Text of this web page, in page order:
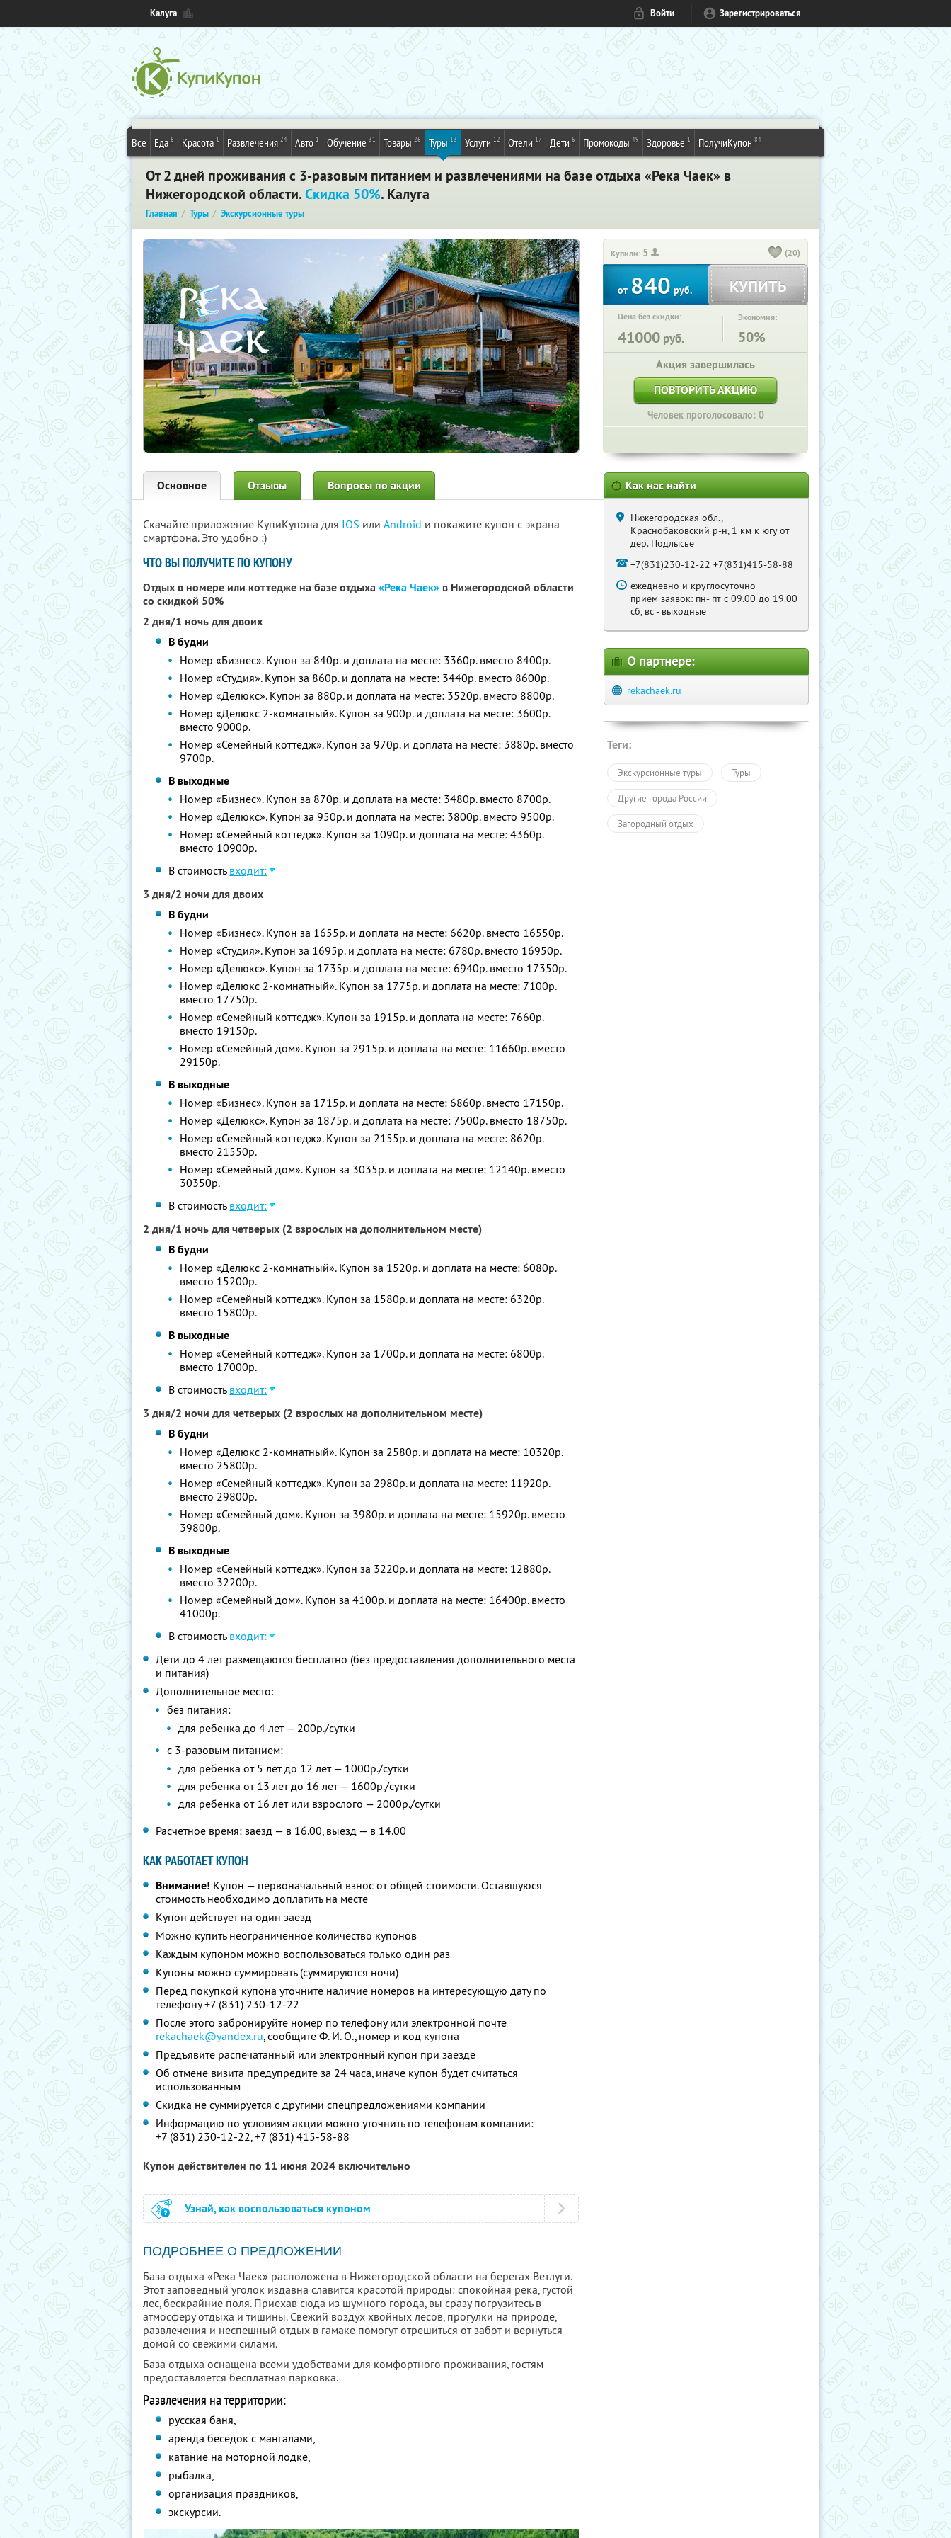
Калуга Войти Зарегистрироваться
Все Еда 6 Красота 1 Развлечения 24 Авто 1 Обучение 31 Товары 26 Туры 13 Услуги 12 Отели 17 Дети 6 Промокоды 49 Здоровье 1 ПолучиКупон 84
От 2 дней проживания с 3-разовым питанием и развлечениями на базе отдыха «Река Чаек» в
Нижегородской области.Скидка 50%. Калуга
Главная Туры Экскурсионные туры
Купили: 5 (20)
от840руб. КУПИТЬ
Цена без скидки:
41000 руб.
Экономия:
50%
Акция завершилась
ПОВТОРИТЬ АКЦИЮ
Человек проголосовало: 0
Основное Отзывы Вопросы по акции
Скачайте приложение КупиКупона для IOS или Android и покажите купон с экрана
смартфона. Это удобно :)
ЧТО ВЫ ПОЛУЧИТЕ ПО КУПОНУ
Отдых в номере или коттедже на базе отдыха«Река Чаек» в Нижегородской области
со скидкой 50%
2 дня/1 ночь для двоих
В будни
Номер «Бизнес». Купон за 840р. и доплата на месте: 3360р. вместо 8400р.
Номер «Студия». Купон за 860р. и доплата на месте: 3440р. вместо 8600р.
Номер «Делюкс». Купон за 880р. и доплата на месте: 3520р. вместо 8800р.
Номер «Делюкс 2-комнатный». Купон за 900р. и доплата на месте: 3600р.
вместо 9000р.
Номер «Семейный коттедж». Купон за 970р. и доплата на месте: 3880р. вместо
9700р.
В выходные
Номер «Бизнес». Купон за 870р. и доплата на месте: 3480р. вместо 8700р.
Номер «Делюкс». Купон за 950р. и доплата на месте: 3800р. вместо 9500р.
Номер «Семейный коттедж». Купон за 1090р. и доплата на месте: 4360р.
вместо 10900р.
В стоимость входит:
3 дня/2 ночи для двоих
В будни
Номер «Бизнес». Купон за 1655р. и доплата на месте: 6620р. вместо 16550р.
Номер «Студия». Купон за 1695р. и доплата на месте: 6780р. вместо 16950р.
Номер «Делюкс». Купон за 1735р. и доплата на месте: 6940р. вместо 17350р.
Номер «Делюкс 2-комнатный». Купон за 1775р. и доплата на месте: 7100р.
вместо 17750р.
Номер «Семейный коттедж». Купон за 1915р. и доплата на месте: 7660р.
вместо 19150р.
Номер «Семейный дом». Купон за 2915р. и доплата на месте: 11660р. вместо
29150р.
В выходные
Номер «Бизнес». Купон за 1715р. и доплата на месте: 6860р. вместо 17150р.
Номер «Делюкс». Купон за 1875р. и доплата на месте: 7500р. вместо 18750р.
Номер «Семейный коттедж». Купон за 2155р. и доплата на месте: 8620р.
вместо 21550р.
Номер «Семейный дом». Купон за 3035р. и доплата на месте: 12140р. вместо
30350р.
В стоимость входит:
2 дня/1 ночь для четверых (2 взрослых на дополнительном месте)
В будни
Номер «Делюкс 2-комнатный». Купон за 1520р. и доплата на месте: 6080р.
вместо 15200р.
Номер «Семейный коттедж». Купон за 1580р. и доплата на месте: 6320р.
вместо 15800р.
В выходные
Номер «Семейный коттедж». Купон за 1700р. и доплата на месте: 6800р.
вместо 17000р.
В стоимость входит:
3 дня/2 ночи для четверых (2 взрослых на дополнительном месте)
В будни
Номер «Делюкс 2-комнатный». Купон за 2580р. и доплата на месте: 10320р.
вместо 25800р.
Номер «Семейный коттедж». Купон за 2980р. и доплата на месте: 11920р.
вместо 29800р.
Номер «Семейный дом». Купон за 3980р. и доплата на месте: 15920р. вместо
39800р.
В выходные
Номер «Семейный коттедж». Купон за 3220р. и доплата на месте: 12880р.
вместо 32200р.
Номер «Семейный дом». Купон за 4100р. и доплата на месте: 16400р. вместо
41000р.
В стоимость входит:
Дети до 4 лет размещаются бесплатно (без предоставления дополнительного места
и питания)
Дополнительное место:
без питания:
для ребенка до 4 лет — 200р./сутки
с 3-разовым питанием:
для ребенка от 5 лет до 12 лет — 1000р./сутки
для ребенка от 13 лет до 16 лет — 1600р./сутки
для ребенка от 16 лет или взрослого — 2000р./сутки
Расчетное время: заезд — в 16.00, выезд — в 14.00
КАК РАБОТАЕТ КУПОН
Внимание! Купон — первоначальный взнос от общей стоимости. Оставшуюся
стоимость необходимо доплатить на месте
Купон действует на один заезд
Можно купить неограниченное количество купонов
Каждым купоном можно воспользоваться только один раз
Купоны можно суммировать (суммируются ночи)
Перед покупкой купона уточните наличие номеров на интересующую дату по
телефону +7 (831) 230-12-22
После этого забронируйте номер по телефону или электронной почте
rekachaek@yandex.ru, сообщите Ф. И. О., номер и код купона
Предъявите распечатанный или электронный купон при заезде
Об отмене визита предупредите за 24 часа, иначе купон будет считаться
использованным
Скидка не суммируется с другими спецпредложениями компании
Информацию по условиям акции можно уточнить по телефонам компании:
+7 (831) 230-12-22, +7 (831) 415-58-88
Купон действителен по 11 июня 2024 включительно
Узнай, как воспользоваться купоном
ПОДРОБНЕЕ О ПРЕДЛОЖЕНИИ
База отдыха «Река Чаек» расположена в Нижегородской области на берегах Ветлуги.
Этот заповедный уголок издавна славится красотой природы: спокойная река, густой
лес, бескрайние поля. Приехав сюда из шумного города, вы сразу погрузитесь в
атмосферу отдыха и тишины. Свежий воздух хвойных лесов, прогулки на природе,
развлечения и неспешный отдых в гамаке помогут отрешиться от забот и вернуться
домой со свежими силами.
База отдыха оснащена всеми удобствами для комфортного проживания, гостям
предоставляется бесплатная парковка.
Развлечения на территории:
русская баня,
аренда беседок с мангалами,
катание на моторной лодке,
рыбалка,
организация праздников,
экскурсии.
Как нас найти
Нижегородская обл.,
Краснобаковский р-н, 1 км к югу от
дер. Подлысье
+7(831)230-12-22 +7(831)415-58-88
ежедневно и круглосуточно
прием заявок: пн- пт с 09.00 до 19.00
сб, вс - выходные
О партнере:
rekachaek.ru
Теги:
Экскурсионные туры Туры
Другие города России
Загородный отдых